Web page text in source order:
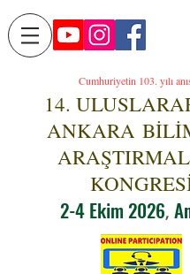
Cumhuriyetin 103. yılı
14.
ANKARA
KONGR
2-4 Ekim 2026,